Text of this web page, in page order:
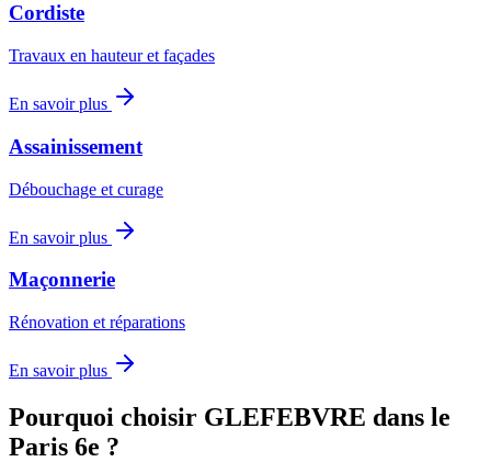
Cordiste
Travaux en hauteur et façades
En savoir plus
Assainissement
Débouchage et curage
En savoir plus
Maçonnerie
Rénovation et réparations
En savoir plus
Pourquoi choisir GLEFEBVRE dans le
Paris 6e ?